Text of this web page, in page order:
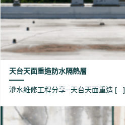
天台天面重造防水隔熱層
滲水維修工程分享─天台天面重造 [...]